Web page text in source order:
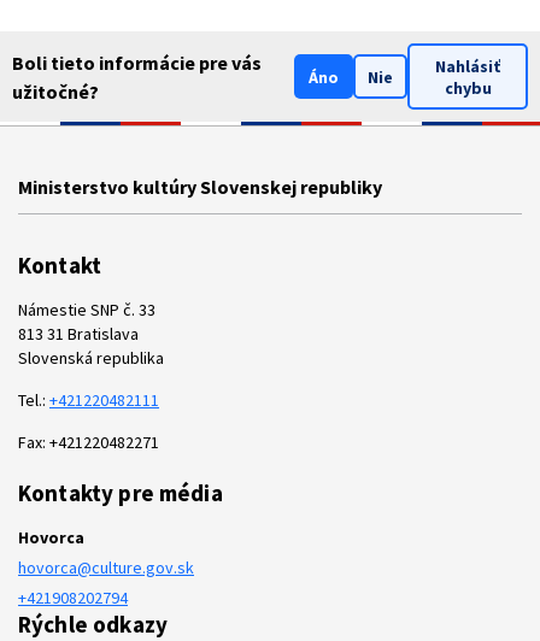
Boli tieto informácie pre vás
užitočné?
Áno Nie
Nahlásiť
chybu
Ministerstvo kultúry Slovenskej republiky
Kontakt
Námestie SNP č. 33
813 31 Bratislava
Slovenská republika
Tel.: +421220482111
Fax: +421220482271
Kontakty pre média
Hovorca
hovorca@culture.gov.sk
+421908202794
Rýchle odkazy